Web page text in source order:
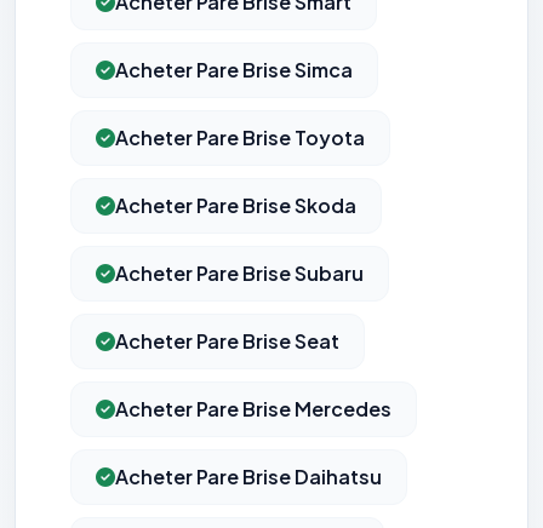
Acheter Pare Brise Simca
Acheter Pare Brise Toyota
Acheter Pare Brise Skoda
Acheter Pare Brise Subaru
Acheter Pare Brise Seat
Acheter Pare Brise Mercedes
Acheter Pare Brise Daihatsu